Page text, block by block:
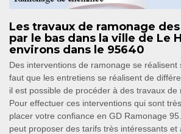
Les travaux de ramonage
par le bas dans la ville de Le
environs dans le 95640
Des interventions de ramonage se réalisent
faut que les entretiens se réalisent de
il est possible de procéder à des travaux de
Pour effectuer ces interventions qui sont
placer votre confiance en GD Ramonage
peut proposer des tarifs très intéressants et